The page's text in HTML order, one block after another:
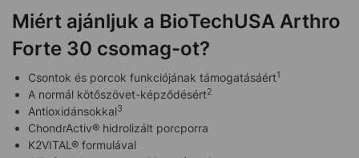
Miért ajánljuk a BioTechUSA Arthro
Forte 30 csomag-ot?
Csontok és porcok funkciójának támogatásáért1
A normál kötőszövet-képződésért2
Antioxidánsokkal3
ChondrActiv® hidrolizált porcporra
K2VITAL® formulával